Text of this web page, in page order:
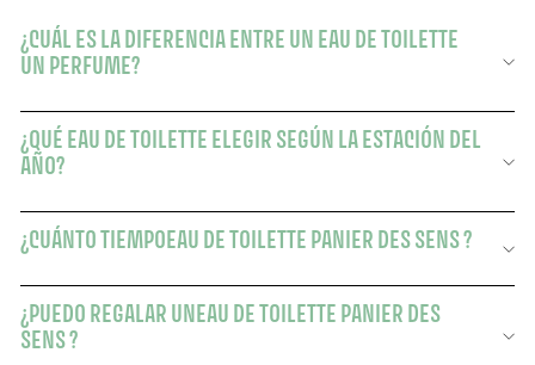
¿CUÁL ES LA DIFERENCIA ENTRE UN EAU DE TOILETTE
UN PERFUME?
¿QUÉ EAU DE TOILETTE ELEGIR SEGÚN LA ESTACIÓN DEL
AÑO?
¿CUÁNTO TIEMPOEAU DE TOILETTE PANIER DES SENS ?
¿PUEDO REGALAR UNEAU DE TOILETTE PANIER DES
SENS ?